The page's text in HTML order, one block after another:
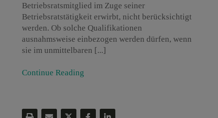
Betriebsratsmitglied im Zuge seiner
Betriebsratstätigkeit erwirbt, nicht berücksichtigt
werden. Ob solche Qualifikationen
ausnahmsweise einbezogen werden dürfen, wenn
sie im unmittelbaren [...]
Continue Reading